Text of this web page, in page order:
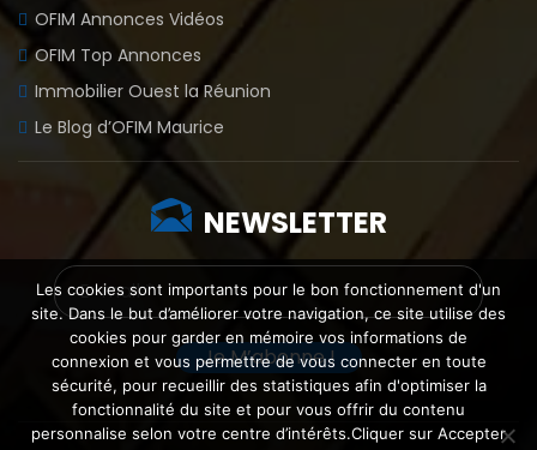
OFIM Annonces Vidéos
OFIM Top Annonces
Immobilier Ouest la Réunion
Le Blog d’OFIM Maurice
NEWSLETTER
Les cookies sont importants pour le bon fonctionnement d'un
site. Dans le but d’améliorer votre navigation, ce site utilise des
cookies pour garder en mémoire vos informations de
connexion et vous permettre de vous connecter en toute
sécurité, pour recueillir des statistiques afin d'optimiser la
fonctionnalité du site et pour vous offrir du contenu
personnalise selon votre centre d’intérêts.Cliquer sur Accepter